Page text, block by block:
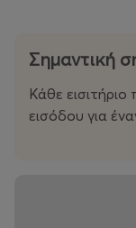
Σημαντική
Κάθε
εισόδου για